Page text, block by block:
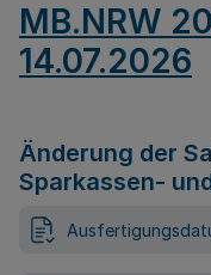
MB.NRW
14.07.2026
Änderung der
Sparkassen-